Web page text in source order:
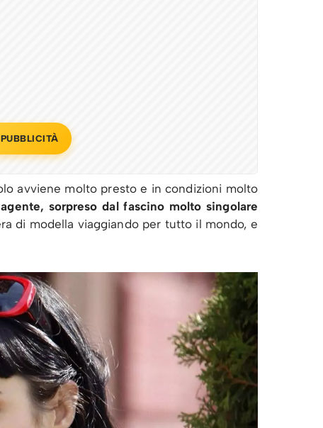
avviene molto presto e in condizioni molto
sorpreso dal fascino molto singolare
di modella viaggiando per tutto il mondo, e